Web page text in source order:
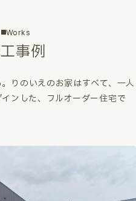
Works
事例
りのいえのお家はすべて、一人
ンした、フルオーダー住宅で